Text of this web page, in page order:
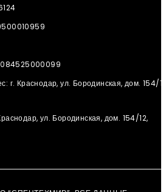
г. Краснодар, ул. Бородинская, дом. 154/
ул. Бородинская, дом. 154/12,